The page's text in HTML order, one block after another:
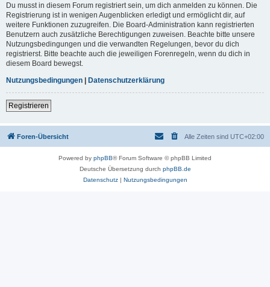
Du musst in diesem Forum registriert sein, um dich anmelden zu können. Die
Registrierung ist in wenigen Augenblicken erledigt und ermöglicht dir, auf
weitere Funktionen zuzugreifen. Die Board-Administration kann registrierten
Benutzern auch zusätzliche Berechtigungen zuweisen. Beachte bitte unsere
Nutzungsbedingungen und die verwandten Regelungen, bevor du dich
registrierst. Bitte beachte auch die jeweiligen Forenregeln, wenn du dich in
diesem Board bewegst.
Nutzungsbedingungen | Datenschutzerklärung
Registrieren
Foren-Übersicht Alle Zeiten sind UTC+02:00
Powered by phpBB® Forum Software © phpBB Limited
Deutsche Übersetzung durch phpBB.de
Datenschutz| Nutzungsbedingungen